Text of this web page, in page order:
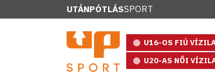
UTÁNPÓTLÁSSPORT
U16-OS FIÚ
U20-AS NŐI